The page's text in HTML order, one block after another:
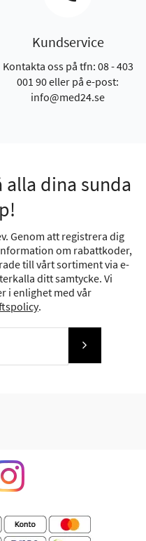
Kundservice
Kontakta oss på tfn: 08 - 403
001 90 eller på e-post:
info@med24.se
alla dina sunda
Genom att registrera dig
om rabattkoder,
till vårt sortiment via e-
ditt samtycke. Vi
i enlighet med vår
.